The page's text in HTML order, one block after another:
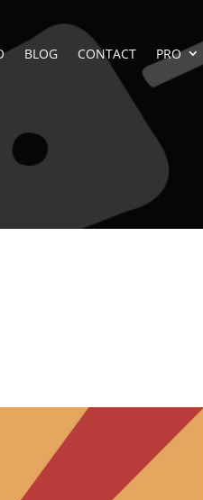
BLOG CONTACT PRO